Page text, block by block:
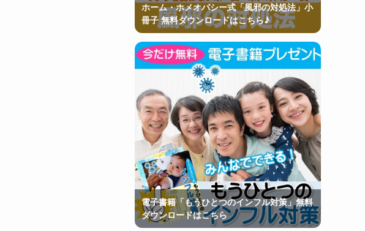
ホーム・ホメオパシー式「風邪の対処法」小
冊子 無料ダウンロードはこちら♪
電子書籍「もうひとつのインフル対策」無料
ダウンロードはこちら